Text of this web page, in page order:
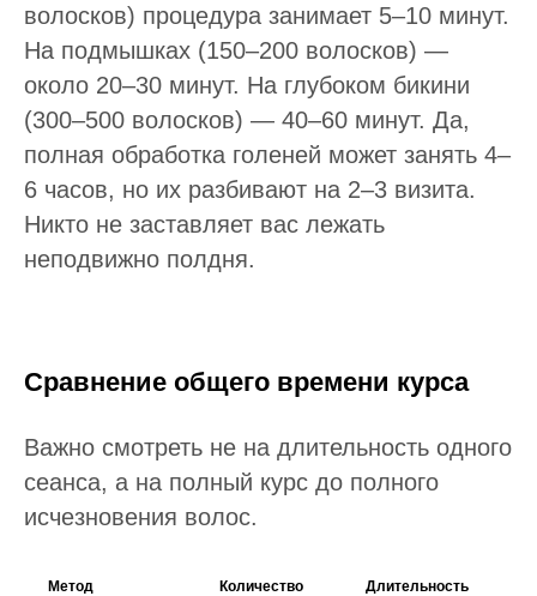
волосков) процедура занимает 5–10 минут.
На подмышках (150–200 волосков) —
около 20–30 минут. На глубоком бикини
(300–500 волосков) — 40–60 минут. Да,
полная обработка голеней может занять 4–
6 часов, но их разбивают на 2–3 визита.
Никто не заставляет вас лежать
неподвижно полдня.
Сравнение общего времени курса
Важно смотреть не на длительность одного
сеанса, а на полный курс до полного
исчезновения волос.
Метод
Количество
Длительность